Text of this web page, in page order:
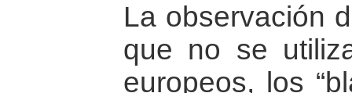
La observación
que no se
europeos, los